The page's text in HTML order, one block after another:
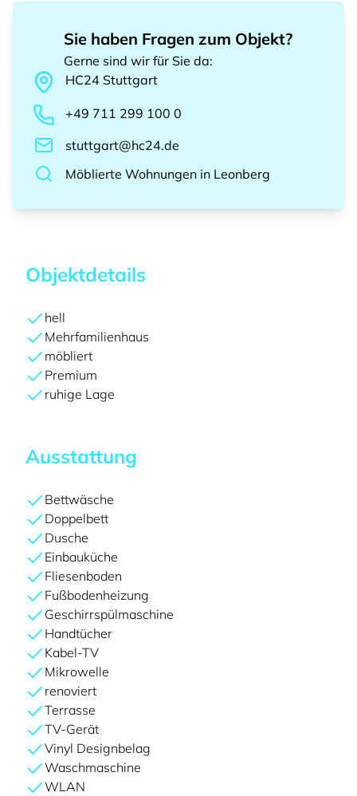
Sie haben Fragen zum Objekt?
Gerne sind wir für Sie da:
HC24 Stuttgart
+49 711 299 100 0
stuttgart@hc24.de
Möblierte Wohnungen in Leonberg
Objektdetails
hell
Mehrfamilienhaus
möbliert
Premium
ruhige Lage
Ausstattung
Bettwäsche
Doppelbett
Dusche
Einbauküche
Fliesenboden
Fußbodenheizung
Geschirrspülmaschine
Handtücher
Kabel-TV
Mikrowelle
renoviert
Terrasse
TV-Gerät
Vinyl Designbelag
Waschmaschine
WLAN